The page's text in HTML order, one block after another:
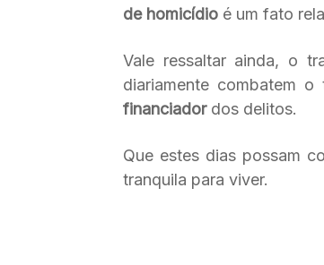
de homicídio é um fato
Vale ressaltar ainda, o
diariamente combatem
financiadordos delitos.
Que estes dias possam
tranquila para viver.